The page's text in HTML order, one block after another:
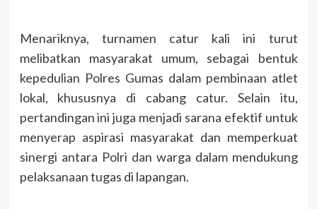
Menariknya, turnamen catur kali ini turut
melibatkan masyarakat umum, sebagai bentuk
kepedulian Polres Gumas dalam pembinaan atlet
lokal, khususnya di cabang catur. Selain itu,
pertandingan ini juga menjadi sarana efektif untuk
menyerap aspirasi masyarakat dan memperkuat
sinergi antara Polri dan warga dalam mendukung
pelaksanaan tugas di lapangan.